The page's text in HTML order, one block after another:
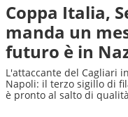
Coppa Italia,
manda un
futuro è in
L'attaccante del Cagliari
Napoli: il terzo sigillo di
è pronto al salto di qualità